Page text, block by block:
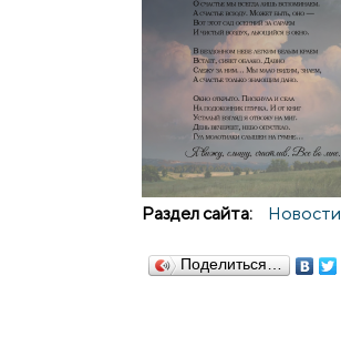
Раздел сайта: Новости
Поделиться…